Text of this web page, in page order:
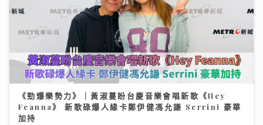
《勁爆樂勢力》｜黃淑蔓盼台慶音樂會唱新歌《Hey
Feanna》 新歌碌爆人緣卡鄭伊健馮允謙 Serrini 豪華
加持